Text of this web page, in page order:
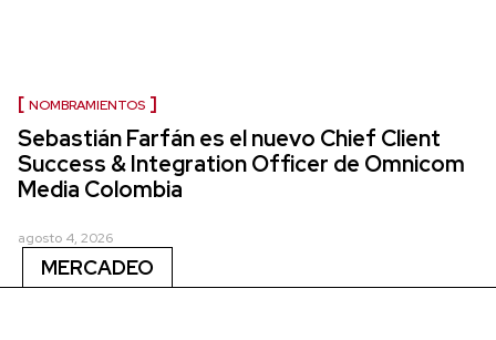
NOMBRAMIENTOS
Sebastián Farfán es el nuevo Chief Client
Success & Integration Officer de Omnicom
Media Colombia
agosto 4, 2026
MERCADEO